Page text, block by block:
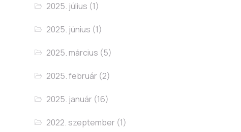
2025. július (1)
2025. június (1)
2025. március (5)
2025. február (2)
2025. január (16)
2022. szeptember (1)